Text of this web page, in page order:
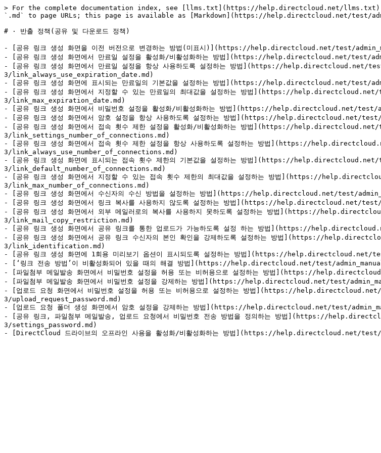
> For the complete documentation index, see [llms.txt](https://help.directcloud.net/llms.txt).
`.md` to page URLs; this page is available as [Markdown](https://help.directcloud.net/test/
# · 반출 정책(공유 및 다운로드 정책)
- [공유 링크 생성 화면을 이전 버전으로 변경하는 방법(미표시)](https://help.directcloud.net/test/
- [공유 링크 생성 화면에서 만료일 설정을 활성화/비활성화하는 방법](https://help.directcloud.net/
- [공유 링크 생성 화면에서 만료일 설정을 항상 사용하도록 설정하는 방법](https://
3/link_always_use_expiration_date.md)
- [공유 링크 생성 화면에 표시되는 만료일의 기본값을 설정하는 방법](https://help.directcloud.net/
- [공유 링크 생성 화면에서 지정할 수 있는 만료일의 최대값을 설정하는 방법](https://
3/link_max_expiration_date.md)
- [공유 링크 생성 화면에서 비밀번호 설정을 활성화/비활성화하는 방법](https://help.directcloud.net/
- [공유 링크 생성 화면에서 암호 설정을 항상 사용하도록 설정하는 방법](https://help.directcloud.net/
- [공유 링크 생성 화면에서 접속 횟수 제한 설정을 활성화/비활성화하는 방법](https://
3/link_settings_number_of_connections.md)
- [공유 링크 생성 화면에서 접속 횟수 제한 설정을 항상 사용하도록 설정하는 방법](https://
3/link_always_use_number_of_connections.md)
- [공유 링크 생성 화면에 표시되는 접속 횟수 제한의 기본값을 설정하는 방법](https://
3/link_default_number_of_connections.md)
- [공유 링크 생성 화면에서 지정할 수 있는 접속 횟수 제한의 최대값을 설정하는 방법](https://
3/link_max_number_of_connections.md)
- [공유 링크 생성 화면에서 수신자의 수신 방법을 설정하는 방법](https://help.directcloud.net/test/
- [공유 링크 생성 화면에서 링크 복사를 사용하지 않도록 설정하는 방법](https://
- [공유 링크 생성 화면에서 외부 메일러로의 복사를 사용하지 못하도록 설정하는 방법](https://
3/link_mail_copy_restriction.md)
- [공유 링크 생성 화면에서 공유 링크를 통한 업로드가 가능하도록 설정 하는 방법](https://
- [공유 링크 생성 화면에서 공유 링크 수신자의 본인 확인을 강제하도록 설정하는 방법](https://
3/link_identification.md)
- [공유 링크 생성 화면에 1회용 미리보기 옵션이 표시되도록 설정하는 방법](https://
- [‘링크 전송 방법’이 비활성화되어 있을 때의 해결 방법](https://help.directcloud.net/test/
- [파일첨부 메일발송 화면에서 비밀번호 설정을 허용 또는 비허용으로 설정하는 방법](https://
- [파일첨부 메일발송 화면에서 비밀번호 설정을 강제하는 방법](https://help.directcloud.net/test/
- [업로드 요청 화면에서 비밀번호 설정을 허용 또는 비허용으로 설정하는 방법](https://
3/upload_request_password.md)
- [업로드 요청 폴더 생성 화면에서 암호 설정을 강제하는 방법](https://help.directcloud.net/test/
- [공유 링크, 파일첨부 메일발송, 업로드 요청에서 비밀번호 전송 방법을 정의하는 방법](https://
3/settings_password.md)